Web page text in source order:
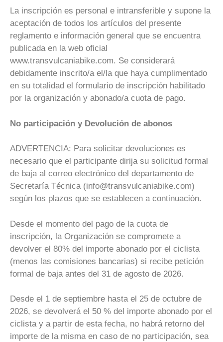
La inscripción es personal e intransferible y supone la
aceptación de todos los artículos del presente
reglamento e información general que se encuentra
publicada en la web oficial
www.transvulcaniabike.com. Se considerará
debidamente inscrito/a el/la que haya cumplimentado
en su totalidad el formulario de inscripción habilitado
por la organización y abonado/a cuota de pago.
No participación y Devolución de abonos
ADVERTENCIA: Para solicitar devoluciones es
necesario que el participante dirija su solicitud formal
de baja al correo electrónico del departamento de
Secretaría Técnica (info@transvulcaniabike.com)
según los plazos que se establecen a continuación.
Desde el momento del pago de la cuota de
inscripción, la Organización se compromete a
devolver el 80% del importe abonado por el ciclista
(menos las comisiones bancarias) si recibe petición
formal de baja antes del 31 de agosto de 2026.
Desde el 1 de septiembre hasta el 25 de octubre de
2026, se devolverá el 50 % del importe abonado por el
ciclista y a partir de esta fecha, no habrá retorno del
importe de la misma en caso de no participación, sea